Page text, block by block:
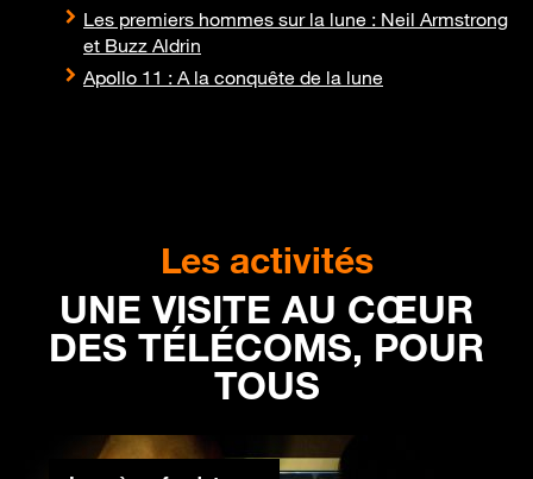
Les premiers hommes sur la lune : Neil Armstrong
et Buzz Aldrin
Apollo 11 : A la conquête de la lune
Les activités
UNE VISITE AU CŒUR
DES TÉLÉCOMS, POUR
TOUS